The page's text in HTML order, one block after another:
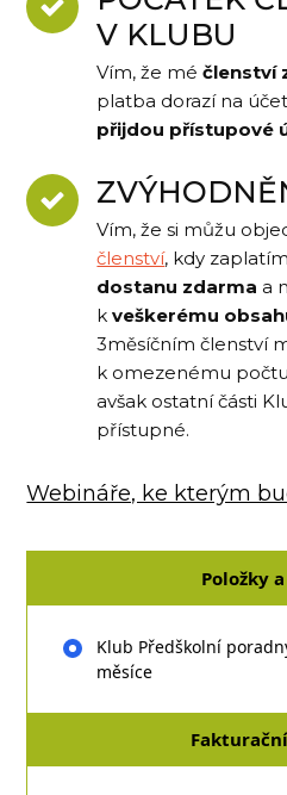
V KLUBU
Vím, že méčlenství
platba dorazí na
přijdou přístupové
Vím, že si můžu
členství, kdy
dostanu zdarma a
kveškerému
3měsíčním členství
k omezenému
avšak ostatní části
přístupné.
Webináře, ke kterým
Položky
Klub Předškolní
měsíce